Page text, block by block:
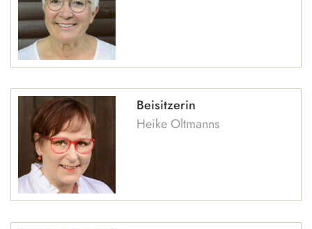
Beisitzerin
Heike Oltmanns